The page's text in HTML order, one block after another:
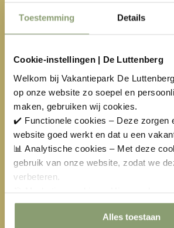
Toestemming Details
Cookie-instellingen | De Luttenberg
Welkom bij Vakantiepark De
op onze website zo soepel en
maken, gebruiken wij cookies.
✔️ Functionele cookies – Deze zorgen
website goed werkt en dat u een
📊 Analytische cookies – Met deze
gebruik van onze website, zodat we
verbeteren.
aanbiedingen en advertenties laten
Alles toestaan
HARTE WELKOM!
Fiets- en wandelliefhebbers kunnen
Gelegen aan diverse routes en
prachtige natuurgebieden is elke
Ons park is aangesloten bij het
Welkom! De recreatieve fietser
rekenen op een gastvrije ontvangst.
gelegen aan het fietsroutenetwerk
staat garant voor een geslaagde
Klik hier voor mooie wandelroutes